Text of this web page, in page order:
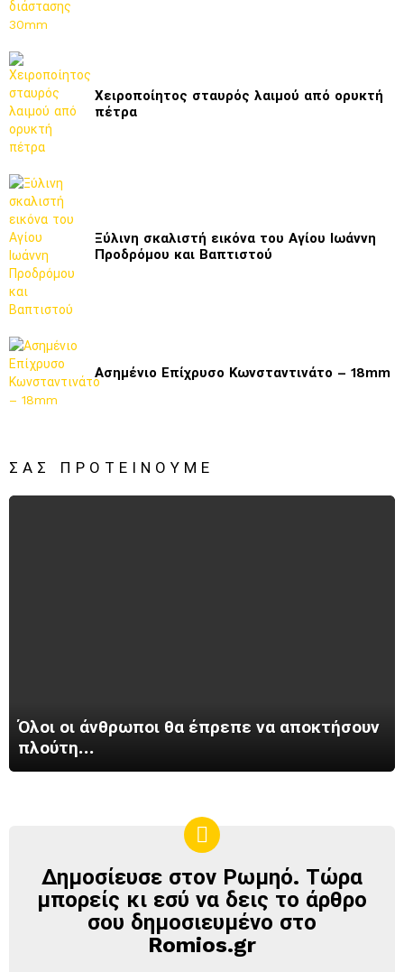
Χειροποίητος σταυρός λαιμού από ορυκτή
πέτρα
Ξύλινη σκαλιστή εικόνα του Αγίου Ιωάννη
Προδρόμου και Βαπτιστού
Ασημένιο Επίχρυσο Κωνσταντινάτο – 18mm
ΣΑΣ ΠΡΟΤΕΊΝΟΥΜΕ
Όλοι οι άνθρωποι θα έπρεπε να αποκτήσουν
πλούτη…
ΔΗΜΟΣΊΕΥΣΕ
ΣΤΟΝ
ΡΩΜΗΌ
Δημοσίευσε στον Ρωμηό. Τώρα
μπορείς κι εσύ να δεις το άρθρο
σου δημοσιευμένο στο
Romios.gr